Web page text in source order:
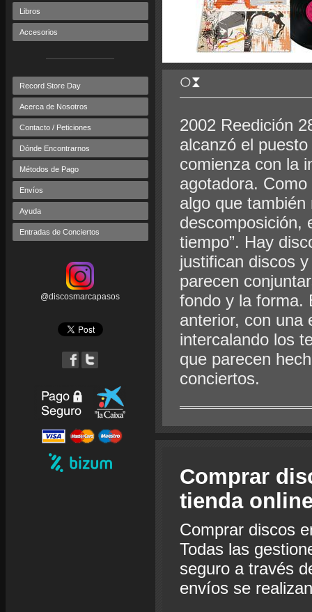
Libros
Accesorios
Record Store Day
Acerca de Nosotros
Contacto / Peticiones
Dónde Encontrarnos
Métodos de Pago
Envíos
Ayuda
Entradas de Conciertos
@discosmarcapasos
2002 Reedición
alcanzó el
comienza con la
agotadora.
algo que
descomposición,
tiempo”. Hay
justifican discos
parecen
fondo y la forma.
anterior, con una
intercalando los
que parecen
conciertos.
Comprar
tienda
Comprar discos
Todas las
seguro a través
envíos se